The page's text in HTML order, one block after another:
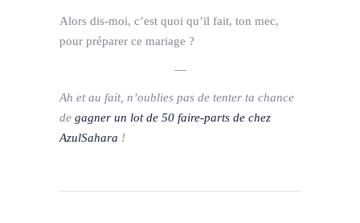
Alors dis-moi, c’est quoi qu’il fait, ton mec,
pour préparer ce mariage ?
—
Ah et au fait, n’oublies pas de tenter ta chance
de gagner un lot de 50 faire-parts de chez
AzulSahara !